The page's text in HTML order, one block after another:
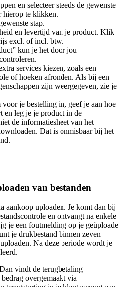
en selecteer steeds de gewenste
hierop te klikken.
stap.
en levertijd van je product. Klik
excl. of incl. btw.
kun je het door jou
services kiezen, zoals een
of hoeken afronden. Als bij een
zijn weergegeven, zie je
voor je bestelling in, geef je aan hoe
en leg je je product in de
de informatiesheet van het
Dat is onmisbaar bij het
van bestanden
aankoop uploaden. Je komt dan bij
en ontvangt na enkele
je een foutmelding op je geüploade
je drukbestand binnen zeven
Na deze periode wordt je
vindt de terugbetaling
overgemaakt via